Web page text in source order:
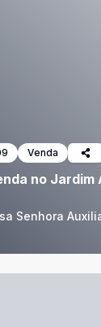
Venda
no Jardim
Senhora